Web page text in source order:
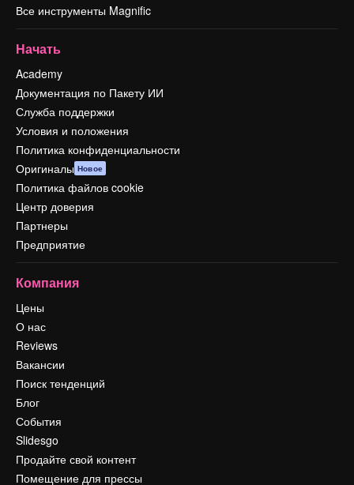
Все инструменты Magnific
Начать
Academy
Документация по Пакету ИИ
Служба поддержки
Условия и положения
Политика конфиденциальности
Оригиналы Новое
Политика файлов cookie
Центр доверия
Партнеры
Предприятие
Компания
Цены
О нас
Reviews
Вакансии
Поиск тенденций
Блог
События
Slidesgo
Продайте свой контент
Помещение для прессы